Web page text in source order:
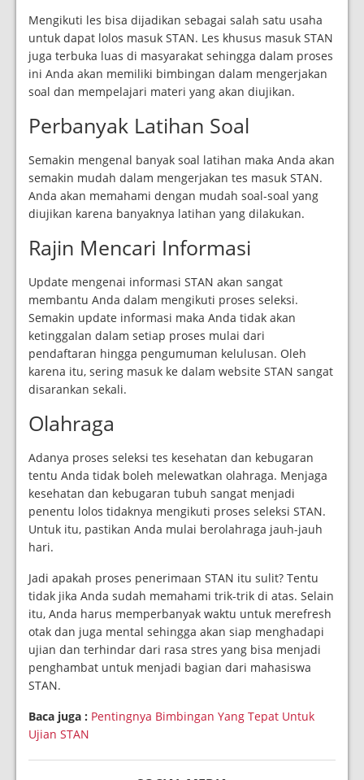
Mengikuti les bisa dijadikan sebagai salah satu usaha
untuk dapat lolos masuk STAN. Les khusus masuk STAN
juga terbuka luas di masyarakat sehingga dalam proses
ini Anda akan memiliki bimbingan dalam mengerjakan
soal dan mempelajari materi yang akan diujikan.
Perbanyak Latihan Soal
Semakin mengenal banyak soal latihan maka Anda akan
semakin mudah dalam mengerjakan tes masuk STAN.
Anda akan memahami dengan mudah soal-soal yang
diujikan karena banyaknya latihan yang dilakukan.
Rajin Mencari Informasi
Update mengenai informasi STAN akan sangat
membantu Anda dalam mengikuti proses seleksi.
Semakin update informasi maka Anda tidak akan
ketinggalan dalam setiap proses mulai dari
pendaftaran hingga pengumuman kelulusan. Oleh
karena itu, sering masuk ke dalam website STAN sangat
disarankan sekali.
Olahraga
Adanya proses seleksi tes kesehatan dan kebugaran
tentu Anda tidak boleh melewatkan olahraga. Menjaga
kesehatan dan kebugaran tubuh sangat menjadi
penentu lolos tidaknya mengikuti proses seleksi STAN.
Untuk itu, pastikan Anda mulai berolahraga jauh-jauh
hari.
Jadi apakah proses penerimaan STAN itu sulit? Tentu
tidak jika Anda sudah memahami trik-trik di atas. Selain
itu, Anda harus memperbanyak waktu untuk merefresh
otak dan juga mental sehingga akan siap menghadapi
ujian dan terhindar dari rasa stres yang bisa menjadi
penghambat untuk menjadi bagian dari mahasiswa
STAN.
Baca juga : Pentingnya Bimbingan Yang Tepat Untuk
Ujian STAN